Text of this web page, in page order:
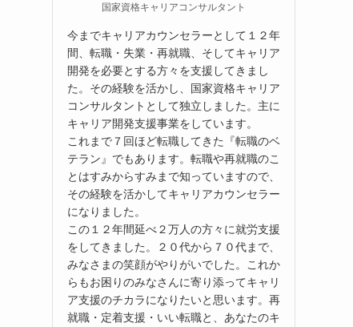
国家資格キャリアコンサルタント
今までキャリアカウンセラーとして１２年
間、転職・失業・再就職、そしてキャリア
開発を必要とする方々を支援してきまし
た。その経験を活かし、国家資格キャリア
コンサルタントとして独立しました。主に
キャリア開発支援事業をしています。
これまで７回ほど転職してきた『転職のベ
テラン』でもあります。転職や再就職のこ
とはすみからすみまで知っていますので、
その経験を活かしてキャリアカウンセラー
になりました。
この１２年間延べ２万人の方々に就労支援
をしてきました。２０代から７０代まで、
みなさまの笑顔がやりがいでした。これか
らもお困りのみなさんに寄り添ってキャリ
ア支援のチカラになりたいと思います。再
就職・定着支援・いい転職と、あなたのキ